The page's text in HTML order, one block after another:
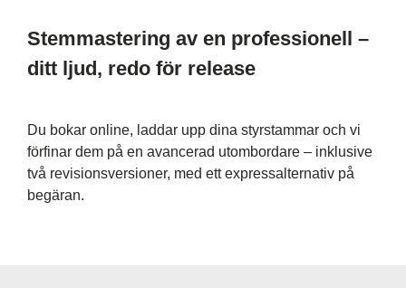
Stemmastering av en professionell –
ditt ljud, redo för release
Du bokar online, laddar upp dina styrstammar och vi
förfinar dem på en avancerad utombordare – inklusive
två revisionsversioner, med ett expressalternativ på
begäran.